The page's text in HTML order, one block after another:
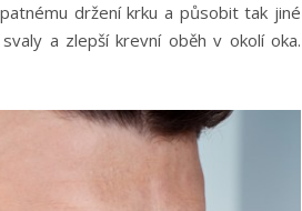
držení krku a působit tak jiné
a zlepší krevní oběh v okolí oka.